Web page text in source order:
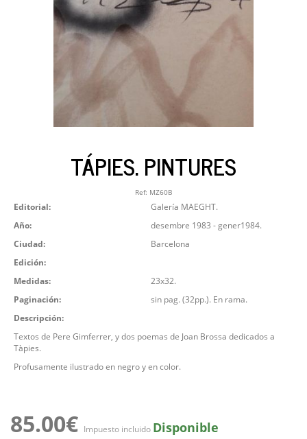
TÁPIES. PINTURES
Ref: MZ60B
Editorial:
Galería MAEGHT.
Año:
desembre 1983 - gener1984.
Ciudad:
Barcelona
Edición:
Medidas:
23x32.
Paginación:
sin pag. (32pp.). En rama.
Descripción:
Textos de Pere Gimferrer, y dos poemas de Joan Brossa dedicados a
Tàpies.
Profusamente ilustrado en negro y en color.
85.00€ Impuesto incluido Disponible